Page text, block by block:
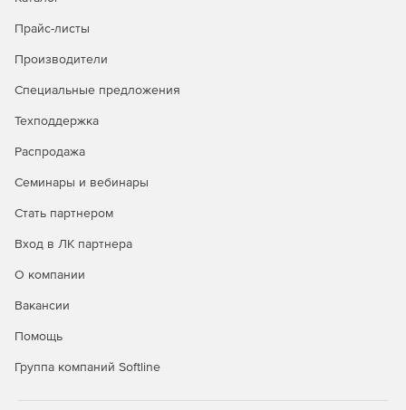
Прайс-листы
Производители
Специальные предложения
Техподдержка
Распродажа
Семинары и вебинары
Стать партнером
Вход в ЛК партнера
О компании
Вакансии
Помощь
Группа компаний Softline